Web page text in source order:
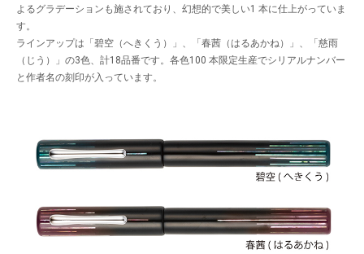
よるグラデーションも施されており、幻想的で美しい1 本に仕上がっていま
す。
ラインアップは「碧空（へきくう）」、「春茜（はるあかね）」、「慈雨
（じう）」の3色、計18品番です。各色100 本限定生産でシリアルナンバー
と作者名の刻印が入っています。